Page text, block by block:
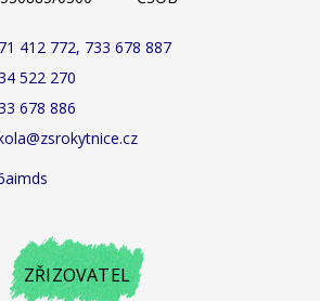
412 772, 733 678 887
522 270
678 886
ZŘIZOVATEL